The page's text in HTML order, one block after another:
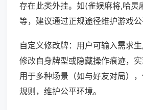
存在此类外挂。如(雀娱麻将,哈灵
等，建议通过正规途径维护游戏公
自定义修改牌：用户可输入需求生
修改自身牌型或隐藏操作痕迹，
用于多种场景（如与好友对局）
规则，维护公平环境。